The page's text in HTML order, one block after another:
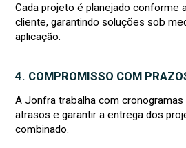
Cada projeto é planejado conforme
cliente, garantindo soluções sob
aplicação.
4. COMPROMISSO COM
A Jonfra trabalha com
atrasos e garantir a entrega dos
combinado.